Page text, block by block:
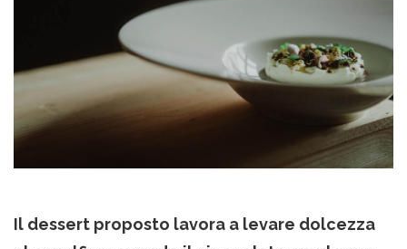
Il dessert proposto lavora a levare dolcezza